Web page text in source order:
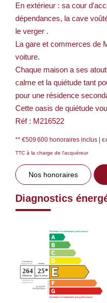
En extérieur : sa cour
dépendances, la cave
le verger .
La gare et commerces de
voiture.
Chaque maison a ses
calme et la quiétude tant
pour une résidence
Cette oasis de quiétude
Réf : M216522
** €509 600 honoraires inclus |
TTC à la charge de l'acquéreur
Nos honoraires
Diagnostics